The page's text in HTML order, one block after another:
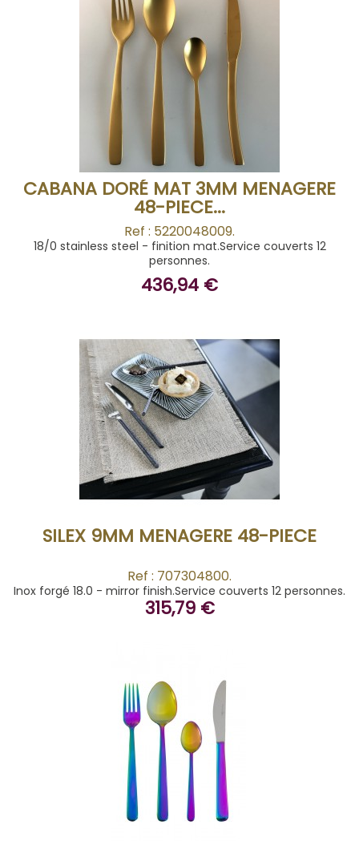
CABANA DORÉ MAT 3MM MENAGERE
48-PIECE...
Ref : 5220048009.
18/0 stainless steel - finition mat.Service couverts 12
personnes.
436,94 €
BUY
SILEX 9MM MENAGERE 48-PIECE
Ref : 707304800.
Inox forgé 18.0 - mirror finish.Service couverts 12 personnes.
315,79 €
BUY